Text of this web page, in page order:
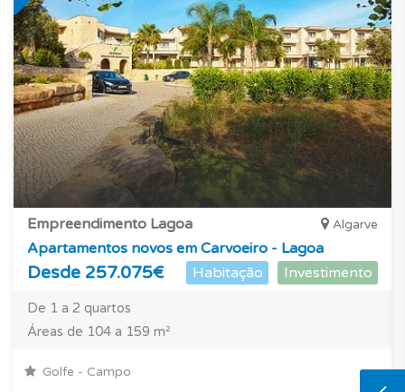
Empreendimento Lagoa Algarve
Apartamentos novos em Carvoeiro - Lagoa
Desde 257.075€ Habitação Investimento
De 1 a 2 quartos
Áreas de 104 a 159 m²
Golfe - Campo